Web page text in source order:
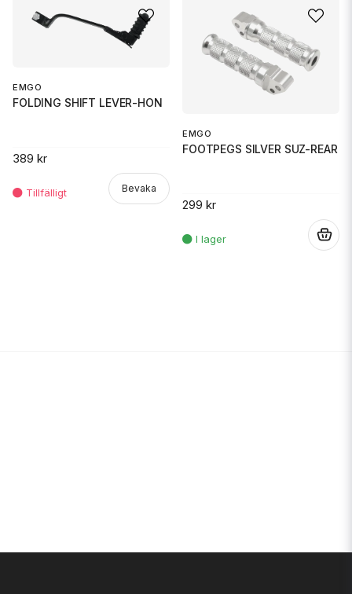
EMGO
FOLDING SHIFT LEVER-HON
389 kr
Bevaka
EMGO
FOOTPEGS SILVER SUZ-REAR
299 kr